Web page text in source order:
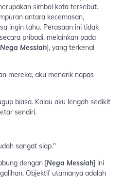
simbol kota tersebut.
antara kecemasan,
ingin tahu. Perasaan ini tidak
pribadi, melainkan pada
Nega Messiah], yang terkenal
mereka, aku menarik napas
biasa. Kalau aku lengah sedikit
sendiri.
sangat siap."
dengan [Nega Messiah] ini
Objektif utamanya adalah